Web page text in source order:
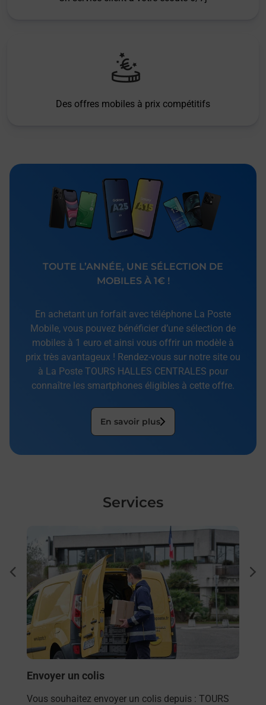
Des offres mobiles à prix compétitifs
TOUTE L’ANNÉE, UNE SÉLECTION DE
MOBILES À 1€ !
En achetant un forfait avec téléphone La Poste
Mobile, vous pouvez bénéficier d’une sélection de
mobiles à 1 euro et ainsi vous offrir un modèle à
prix très avantageux ! Rendez-vous sur notre site ou
à La Poste TOURS HALLES CENTRALES pour
connaître les smartphones éligibles à cette offre.
En savoir plus
Services
La
En savoir plus
Envoyer un colis
Vous souhaitez envoyer un colis depuis : TOURS